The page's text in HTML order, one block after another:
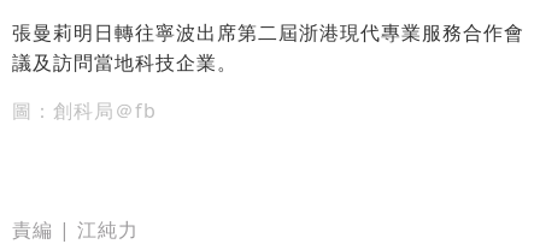
張曼莉明日轉往寧波出席第二屆浙港現代專業服務合作會
議及訪問當地科技企業。
圖：創科局＠fb
責編 | 江純力